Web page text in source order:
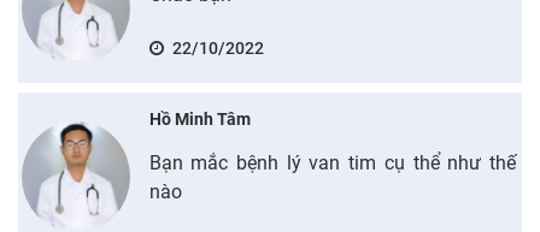
22/10/2022
Hồ Minh Tâm
Bạn mắc bệnh lý van tim cụ thể như thế
nào